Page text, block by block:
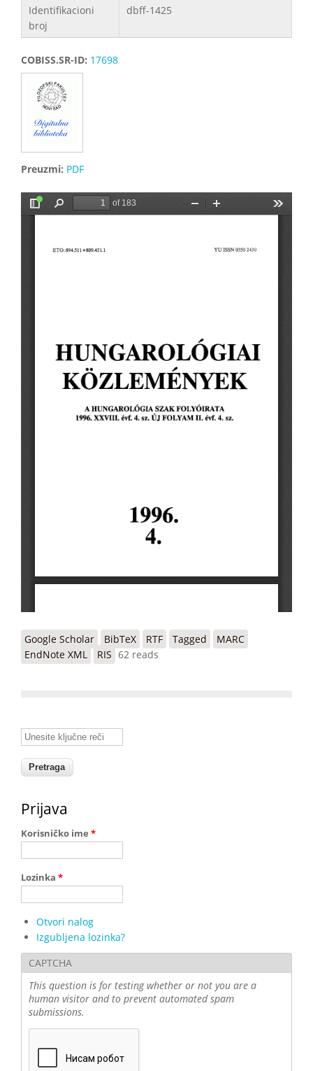
Identifikacioni
broj
dbff-1425
COBISS.SR-ID: 17698
Preuzmi: PDF
Google Scholar BibTeX RTF Tagged
MARC
EndNote XML
RIS 62 reads
Unesite ključne reči
Prijava
Korisničko ime *
Lozinka *
Otvori nalog
Izgubljena lozinka?
CAPTCHA
This question is for testing whether or not you are a
human visitor and to prevent automated spam
submissions.